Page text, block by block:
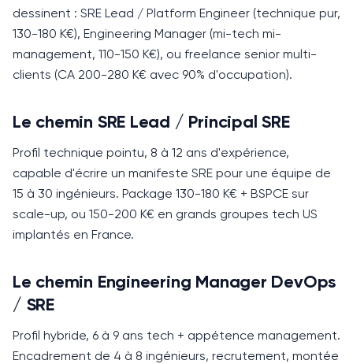
dessinent : SRE Lead / Platform Engineer (technique pur,
130-180 K€), Engineering Manager (mi-tech mi-
management, 110-150 K€), ou freelance senior multi-
clients (CA 200-280 K€ avec 90% d'occupation).
Le chemin SRE Lead / Principal SRE
Profil technique pointu, 8 à 12 ans d'expérience,
capable d'écrire un manifeste SRE pour une équipe de
15 à 30 ingénieurs. Package 130-180 K€ + BSPCE sur
scale-up, ou 150-200 K€ en grands groupes tech US
implantés en France.
Le chemin Engineering Manager DevOps
/ SRE
Profil hybride, 6 à 9 ans tech + appétence management.
Encadrement de 4 à 8 ingénieurs, recrutement, montée